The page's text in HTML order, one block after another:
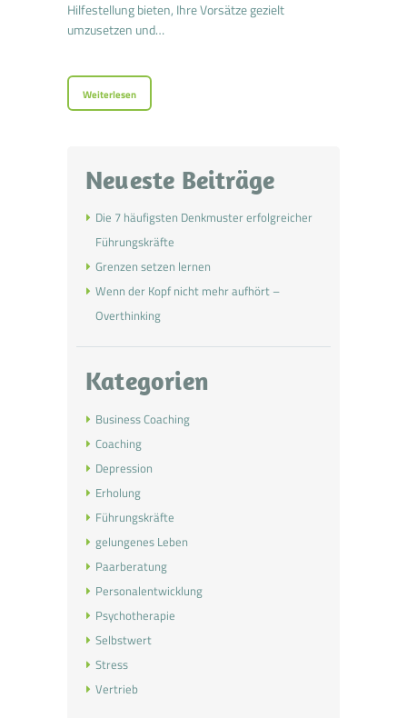
Hilfestellung bieten, Ihre Vorsätze gezielt
umzusetzen und…
Weiterlesen
Neueste Beiträge
Die 7 häufigsten Denkmuster erfolgreicher
Führungskräfte
Grenzen setzen lernen
Wenn der Kopf nicht mehr aufhört –
Overthinking
Kategorien
Business Coaching
Coaching
Depression
Erholung
Führungskräfte
gelungenes Leben
Paarberatung
Personalentwicklung
Psychotherapie
Selbstwert
Stress
Vertrieb